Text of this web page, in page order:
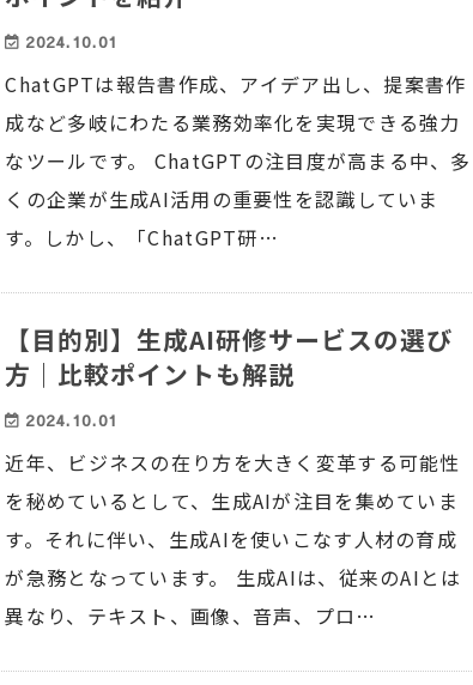
2024.10.01
ChatGPTは報告書作成、アイデア出し、提案書作
成など多岐にわたる業務効率化を実現できる強力
なツールです。 ChatGPTの注目度が高まる中、多
くの企業が生成AI活用の重要性を認識していま
す。しかし、「ChatGPT研…
【目的別】生成AI研修サービスの選び
方｜比較ポイントも解説
2024.10.01
近年、ビジネスの在り方を大きく変革する可能性
を秘めているとして、生成AIが注目を集めていま
す。それに伴い、生成AIを使いこなす人材の育成
が急務となっています。 生成AIは、従来のAIとは
異なり、テキスト、画像、音声、プロ…